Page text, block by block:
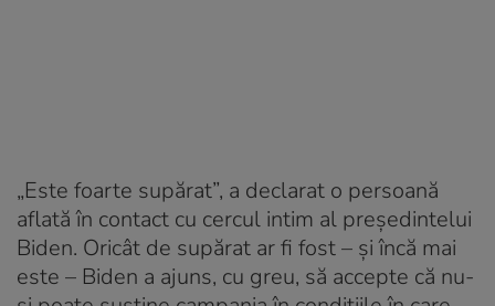
„Este foarte supărat”, a declarat o persoană
aflată în contact cu cercul intim al președintelui
Biden. Oricât de supărat ar fi fost – şi încă mai
este – Biden a ajuns, cu greu, să accepte că nu-